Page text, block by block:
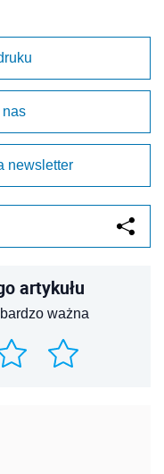
nas
newsletter
artykułu
ważna